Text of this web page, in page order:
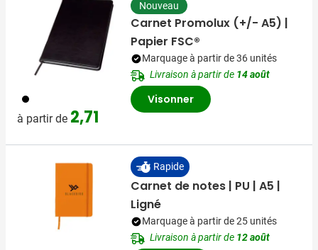
001
à partir de 2,71
Nouveau
Carnet Promolux (+/- A5) |
Papier FSC®
Marquage à partir de 36 unités
Livraison à partir de 14 août
Visonner
Rapide
Carnet de notes | PU | A5 |
Ligné
Marquage à partir de 25 unités
Livraison à partir de 12 août